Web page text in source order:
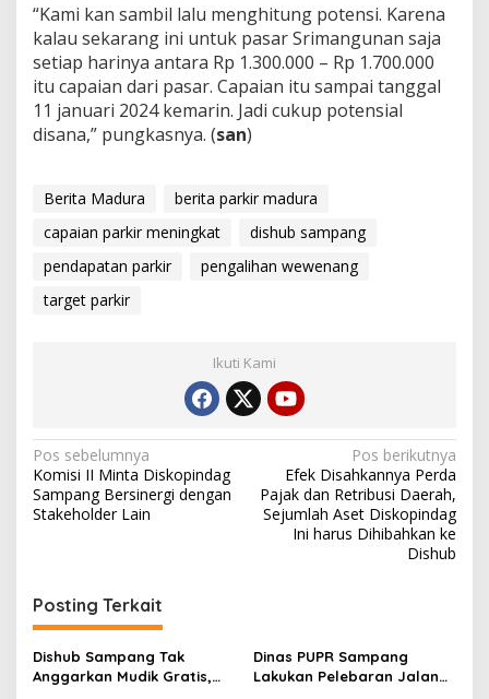
“Kami kan sambil lalu menghitung potensi. Karena
kalau sekarang ini untuk pasar Srimangunan saja
setiap harinya antara Rp 1.300.000 – Rp 1.700.000
itu capaian dari pasar. Capaian itu sampai tanggal
11 januari 2024 kemarin. Jadi cukup potensial
disana,” pungkasnya. (san)
Berita Madura
berita parkir madura
capaian parkir meningkat
dishub sampang
pendapatan parkir
pengalihan wewenang
target parkir
Ikuti Kami
Navigasi
pos
Pos sebelumnya
Komisi II Minta Diskopindag
Sampang Bersinergi dengan
Stakeholder Lain
Pos berikutnya
Efek Disahkannya Perda
Pajak dan Retribusi Daerah,
Sejumlah Aset Diskopindag
Ini harus Dihibahkan ke
Dishub
Posting Terkait
Dishub Sampang Tak
Anggarkan Mudik Gratis,
Dinas PUPR Sampang
Lakukan Pelebaran Jalan